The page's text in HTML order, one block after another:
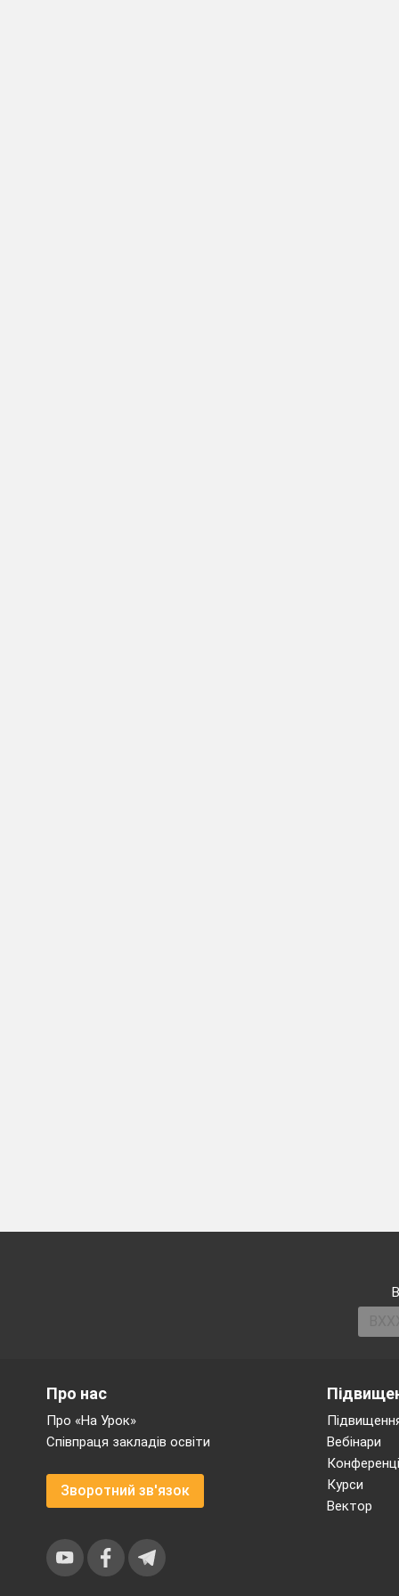
Підвищення
Вебінари
Курси
Вектор
Про нас
Про «На Урок»
Співпраця закладів освіти
Зворотний зв'язок